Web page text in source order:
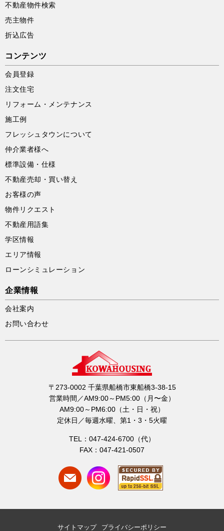
不動産物件検索
売主物件
折込広告
コンテンツ
会員登録
注文住宅
リフォーム・メンテナンス
施工例
フレッシュタウンについて
仲介業者様へ
標準設備・仕様
不動産売却・買い替え
お客様の声
物件リクエスト
不動産用語集
学区情報
エリア情報
ローンシミュレーション
企業情報
会社案内
お問い合わせ
〒273-0002 千葉県船橋市東船橋3-38-15
営業時間／AM9:00～PM5:00（月〜金）
AM9:00～PM6:00（土・日・祝）
定休日／毎週水曜、第1・3・5火曜
TEL：047-424-6700（代）
FAX：047-421-0507
サイトマップ プライバシーポリシー